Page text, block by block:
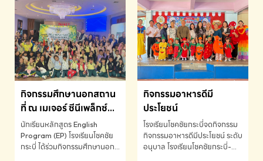
เร็วนานาชาติ ครั้งที่ 46 ประจำปี
2569 ณ ประเทศสิงคโปร์
INTERNATIONAL
MATHEMATICS AND
MENTAL ARITHMETIC
COMPETITION 2026 - ถ้วย
รางวัลรองชนะเลิศอันดับที่ 2
Mental Arithmetic
Competition K2 - ถ้วยรางวัล
รองชนะเลิศอันดับที่ 2 Mental
Arithmetic Competition
K2(Grop) โรงเรียนโชคชัยกระบี่-
สอบถามข้อมูลเพิ่มเติม โทร.
075-691910
กิจกรรมศึกษานอกสถาน
ที่ ณ เมเจอร์ ซีนีเพล็กซ์
ระดับประถมศึกษา (EP.1-
6)
นักเรียนหลักสูตร English
Program (EP) โรงเรียนโชคชัย
กระบี่ ได้ร่วมกิจกรรมศึกษานอก
กิจกรรมอาหารดีมี
ประโยชน์
โรงเรียนโชคชัยกระบี่จดกิจกรรม
กิจกรรมอาหารดีมีประโยชน์ ระดับ
อนุบาล โรงเรียนโชคชัยกระบี่-